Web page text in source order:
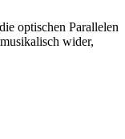
optischen Parallelen
wider,